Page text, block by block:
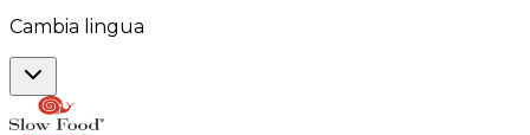
Cambia lingua